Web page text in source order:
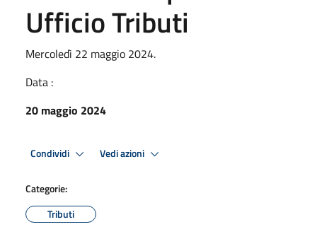
Ufficio Tributi
Mercoledì 22 maggio 2024.
Data :
20 maggio 2024
Condividi Vedi azioni
Categorie:
Tributi